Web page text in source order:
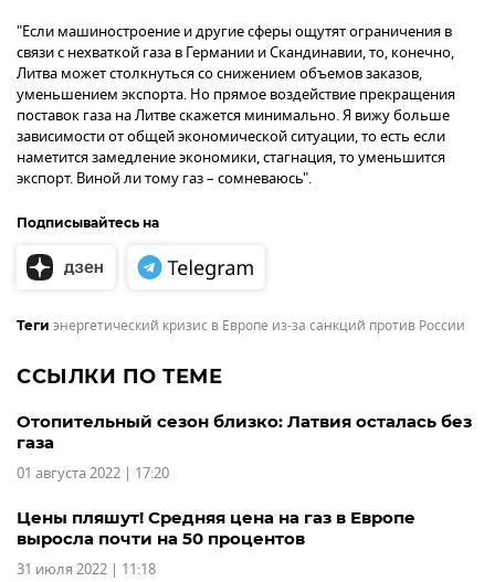
"Если машиностроение и другие сферы ощутят ограничения в
связи с нехваткой газа в Германии и Скандинавии, то, конечно,
Литва может столкнуться со снижением объемов заказов,
уменьшением экспорта. Но прямое воздействие прекращения
поставок газа на Литве скажется минимально. Я вижу больше
зависимости от общей экономической ситуации, то есть если
наметится замедление экономики, стагнация, то уменьшится
экспорт. Виной ли тому газ – сомневаюсь".
Подписывайтесь на
Теги энергетический кризис в Европе из-за санкций против России
ССЫЛКИ ПО ТЕМЕ
Отопительный сезон близко: Латвия осталась без
газа
01 августа 2022 | 17:20
Цены пляшут! Средняя цена на газ в Европе
выросла почти на 50 процентов
31 июля 2022 | 11:18